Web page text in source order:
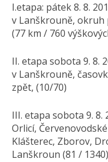
I.etapa: pátek 8. 8.
v Lanškrouně, okruh
(77 km / 760
II. etapa sobota 9. 8.
v Lanškrouně,
zpět, (10/70)
III. etapa sobota 9. 8.
Orlicí,
Klášterec, Zborov,
Lanškroun (81 / 1340)